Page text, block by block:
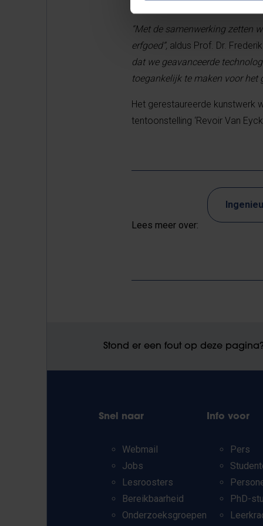
vergelijking van voor en na de
“Met de samenwerking zetten
erfgoed”, aldus Prof. Dr.
dat we geavanceerde
toegankelijk te maken voor het
Het gerestaureerde kunstwerk
tentoonstelling ‘Revoir Van
Lees meer over:
Stond er een fout op deze
Snel naar
Webmail
Jobs
Lesroosters
Bereikbaarheid
Onderzoeksgroepen
Info voor
Pers
PhD-